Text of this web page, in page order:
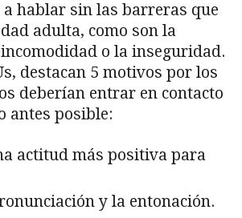
a hablar sin las barreras que
adulta, como son la
o la inseguridad.
destacan 5 motivos por los
deberían entrar en contacto
antes posible:
actitud más positiva para
y la entonación.